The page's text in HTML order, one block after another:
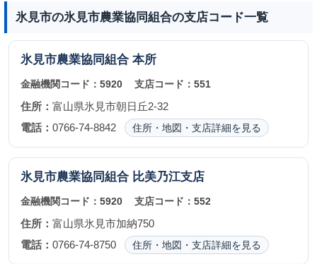
氷見市の氷見市農業協同組合の支店コード一覧
氷見市農業協同組合 本所
金融機関コード： 5920 支店コード：551
住所： 富山県氷見市朝日丘2-32
電話： 0766-74-8842 住所・地図・支店詳細を見る
氷見市農業協同組合 比美乃江支店
金融機関コード： 5920 支店コード：552
住所： 富山県氷見市加納750
電話： 0766-74-8750 住所・地図・支店詳細を見る